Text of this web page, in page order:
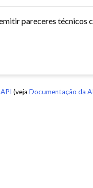
API (veja Documentação da